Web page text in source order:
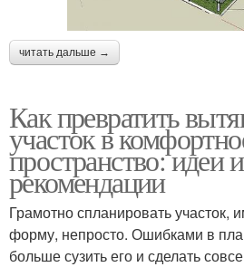
читать дальше →
Как превратить
участок в
пространство: идеи и
рекомендации
Грамотно спланировать
форму, непросто. Ошибками в
больше сузить его и сделать